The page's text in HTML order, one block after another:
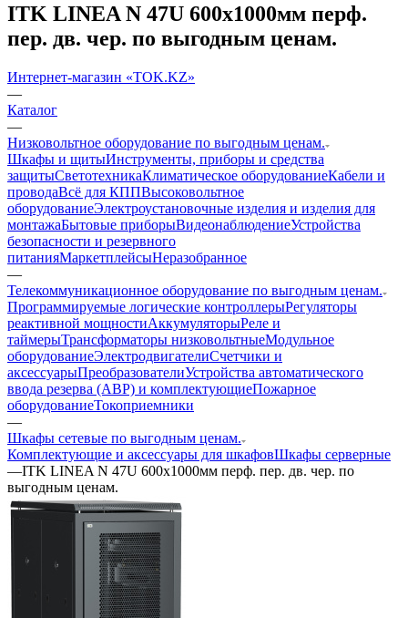
ITK LINEA N 47U 600х1000мм перф.
пер. дв. чер. по выгодным ценам.
Интернет-магазин «TOK.KZ»
—
Каталог
—
Низковольтное оборудование по выгодным ценам.
Шкафы и щитыИнструменты, приборы и средства
защитыСветотехникаКлиматическое оборудованиеКабели и
проводаВсё для КППВысоковольтное
оборудованиеЭлектроустановочные изделия и изделия для
монтажаБытовые приборыВидеонаблюдениеУстройства
безопасности и резервного
питанияМаркетплейсыНеразобранное
—
Телекоммуникационное оборудование по выгодным ценам.
Программируемые логические контроллерыРегуляторы
реактивной мощностиАккумуляторыРеле и
таймерыТрансформаторы низковольтныеМодульное
оборудованиеЭлектродвигателиСчетчики и
аксессуарыПреобразователиУстройства автоматического
ввода резерва (АВР) и комплектующиеПожарное
оборудованиеТокоприемники
—
Шкафы сетевые по выгодным ценам.
Комплектующие и аксессуары для шкафовШкафы серверные
—ITK LINEA N 47U 600х1000мм перф. пер. дв. чер. по
выгодным ценам.